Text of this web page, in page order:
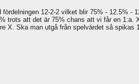
12-2-2 vilket blir 75% - 12.5%
trots att det är 75% chans att vi får en
X. Ska man utgå från spelvärdet så spikas